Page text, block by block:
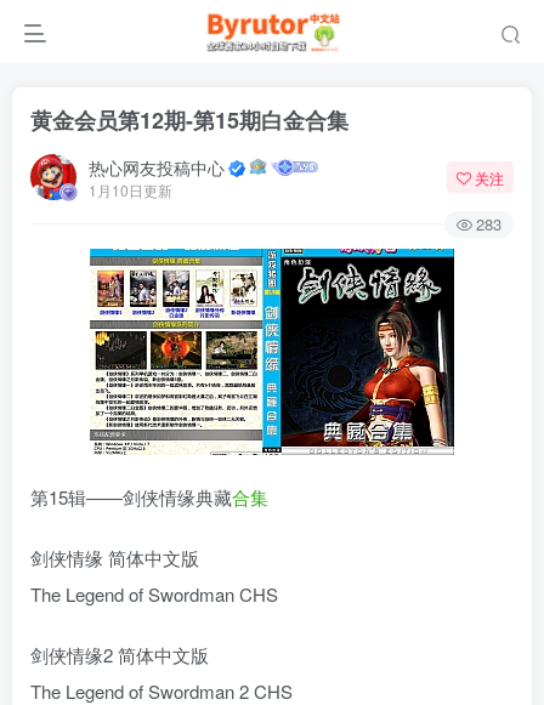
黄金会员第12期-第15期白金合集
热心网友投稿中心
1月10日更新
关注
283
第15辑——剑侠情缘典藏合集
剑侠情缘 简体中文版
The Legend of Swordman CHS
剑侠情缘2 简体中文版
The Legend of Swordman 2 CHS